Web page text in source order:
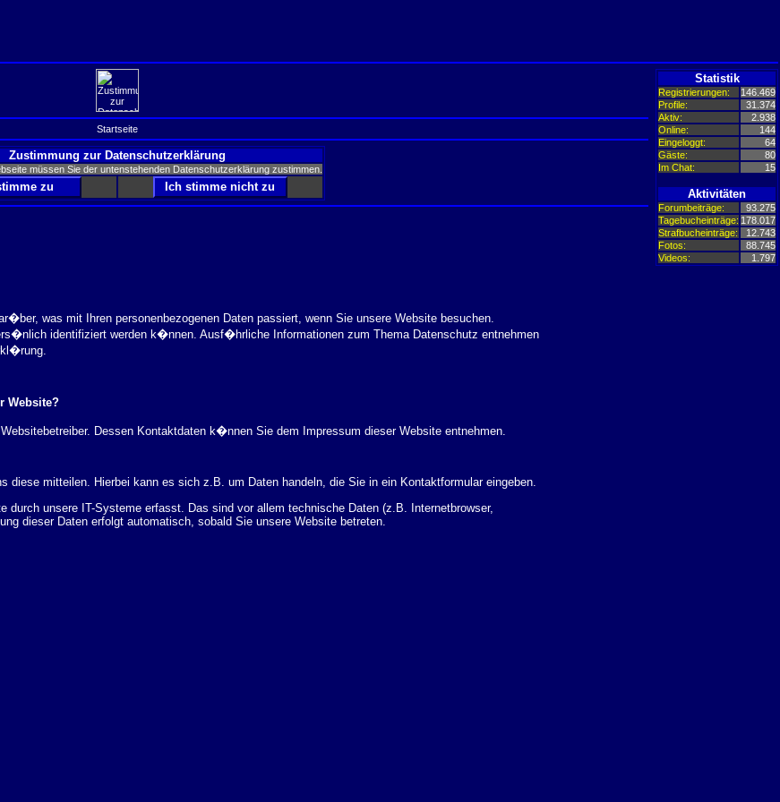
Startseite
Zustimmung zur Datenschutzerklärung
müssen Sie der untenstehenden Datenschutzerklärung zustimmen.
was mit Ihren personenbezogenen Daten passiert, wenn Sie unsere Website besuchen.
identifiziert werden k�nnen. Ausf�hrliche Informationen zum Thema Datenschutz entnehmen
Website?
Dessen Kontaktdaten k�nnen Sie dem Impressum dieser Website entnehmen.
diese mitteilen. Hierbei kann es sich z.B. um Daten handeln, die Sie in ein Kontaktformular eingeben.
durch unsere IT-Systeme erfasst. Das sind vor allem technische Daten (z.B. Internetbrowser,
dieser Daten erfolgt automatisch, sobald Sie unsere Website betreten.
Statistik
Registrierungen:
146.469
Profile:
31.374
Aktiv:
2.938
Online:
144
Eingeloggt:
64
Gäste:
80
Im Chat:
15
Aktivitäten
Forumbeiträge:
93.275
Tagebucheinträge: 178.017
Strafbucheinträge:
12.743
Fotos:
88.745
Videos:
1.797